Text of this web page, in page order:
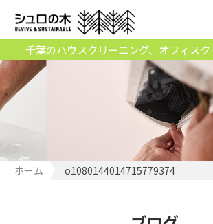
千葉のハウスクリーニング、オフィス
ホーム o1080144014715779374